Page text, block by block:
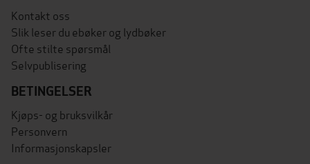
Kontakt oss
Slik leser du ebøker og lydbøker
Ofte stilte spørsmål
Selvpublisering
BETINGELSER
Kjøps- og bruksvilkår
Personvern
Informasjonskapsler